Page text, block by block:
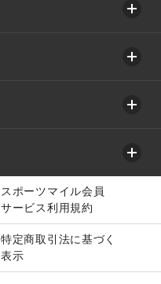
スポーツマイル会員
サービス利用規約
特定商取引法に基づく
表示